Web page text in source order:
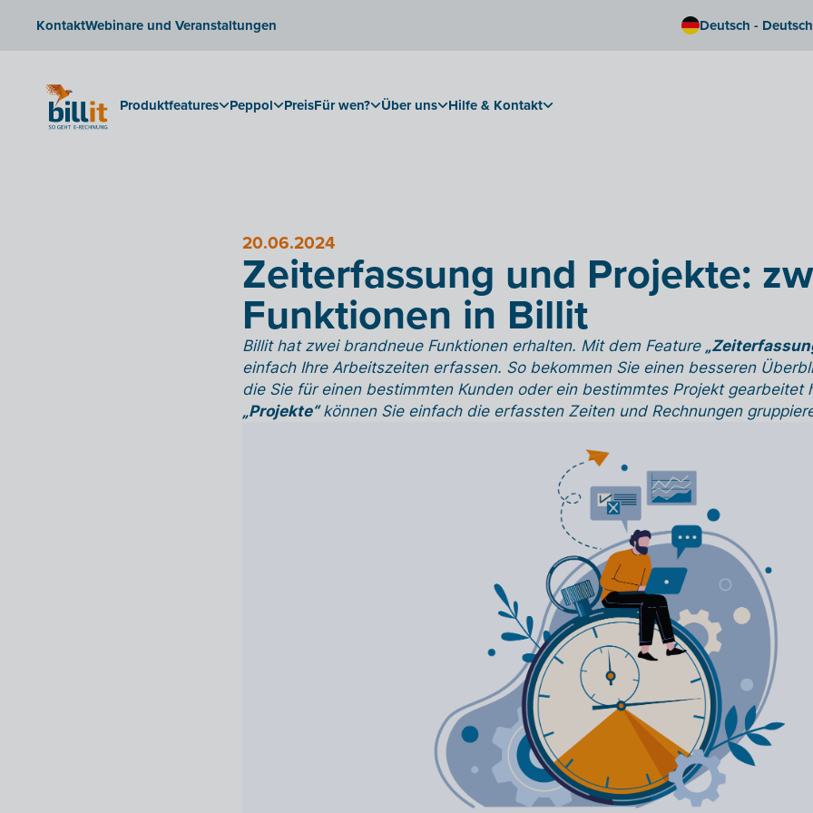
KontaktWebinare und Veranstaltungen Deutsch -
Produktfeatures Peppol PreisFür wen? Über uns Hilfe & Kontakt
20.06.2024
Zeiterfassung und Projekte:
Funktionen in Billit
Billit hat zwei brandneue Funktionen erhalten. Mit dem Feature
einfach Ihre Arbeitszeiten erfassen. So bekommen Sie einen besseren
die Sie für einen bestimmten Kunden oder ein bestimmtes Projekt gearbeitet
„Projekte“können Sie einfach die erfassten Zeiten und Rechnungen